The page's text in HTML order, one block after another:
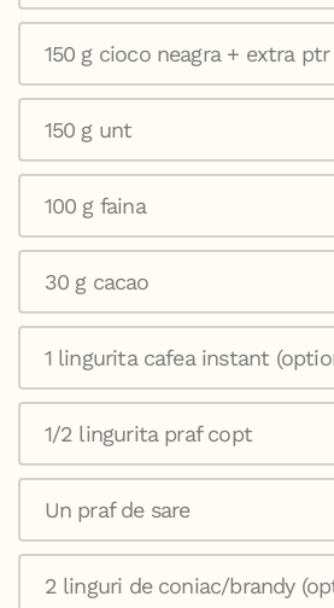
150 g cioco neagra + extra
150 g unt ⁣
100 g faina ⁣
30 g cacao ⁣
1 lingurita cafea instant
1/2 lingurita praf copt ⁣
Un praf de sare ⁣
2 linguri de coniac/brandy